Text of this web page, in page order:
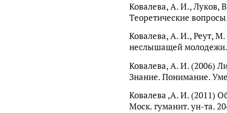
Ковалева, А. И., Луков,
Теоретические
Ковалева, А. И., Реут,
неслышащей
Ковалева, А. И. (2006)
Знание. Понимание.
Ковалева ,А. И. (2011)
Моск. гуманит. ун-та.